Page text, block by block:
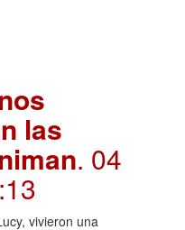
las
. 04
vivieron una